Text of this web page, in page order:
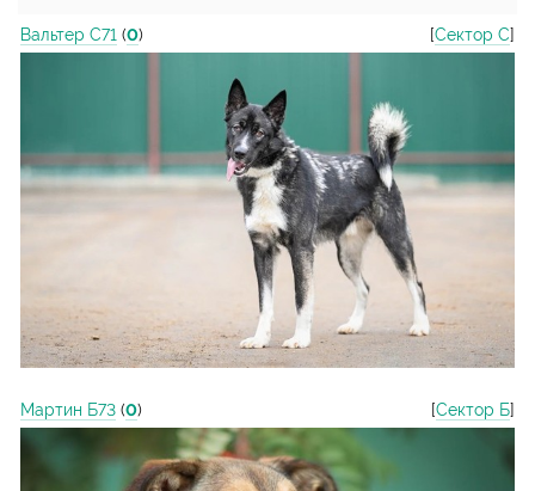
Вальтер С71 (0) [Сектор С]
Мартин Б73 (0) [Сектор Б]